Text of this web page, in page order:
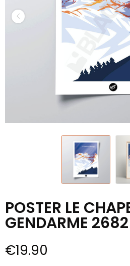
POSTER LE
GENDARME 2682
€19.90